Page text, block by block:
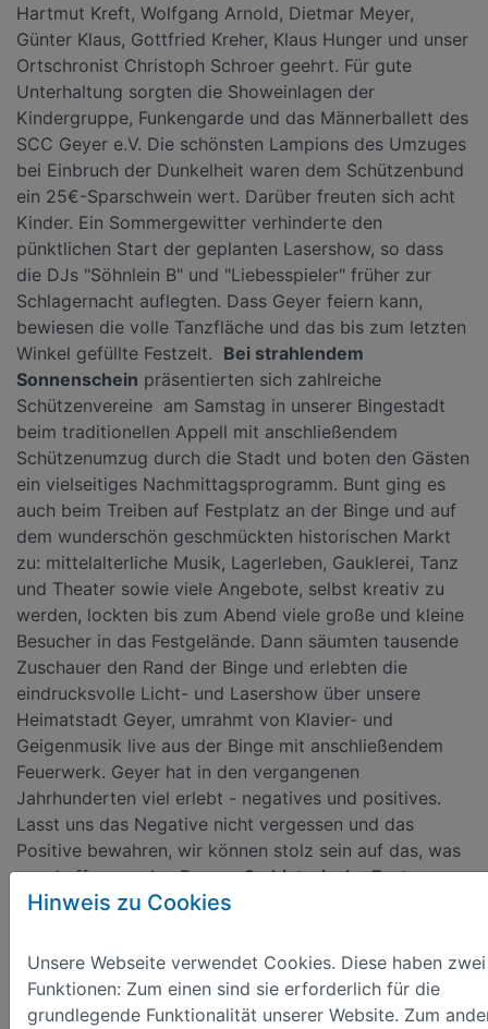
Hartmut Kreft, Wolfgang Arnold, Dietmar Meyer,
Günter Klaus, Gottfried Kreher, Klaus Hunger und unser
Ortschronist Christoph Schroer geehrt. Für gute
Unterhaltung sorgten die Showeinlagen der
Kindergruppe, Funkengarde und das Männerballett des
SCC Geyer e.V. Die schönsten Lampions des Umzuges
bei Einbruch der Dunkelheit waren dem Schützenbund
ein 25€-Sparschwein wert. Darüber freuten sich acht
Kinder. Ein Sommergewitter verhinderte den
pünktlichen Start der geplanten Lasershow, so dass
die DJs "Söhnlein B" und "Liebesspieler" früher zur
Schlagernacht auflegten. Dass Geyer feiern kann,
bewiesen die volle Tanzfläche und das bis zum letzten
Winkel gefüllte Festzelt. Bei strahlendem
Sonnenschein präsentierten sich zahlreiche
Schützenvereine am Samstag in unserer Bingestadt
beim traditionellen Appell mit anschließendem
Schützenumzug durch die Stadt und boten den Gästen
ein vielseitiges Nachmittagsprogramm. Bunt ging es
auch beim Treiben auf Festplatz an der Binge und auf
dem wunderschön geschmückten historischen Markt
zu: mittelalterliche Musik, Lagerleben, Gauklerei, Tanz
und Theater sowie viele Angebote, selbst kreativ zu
werden, lockten bis zum Abend viele große und kleine
Besucher in das Festgelände. Dann säumten tausende
Zuschauer den Rand der Binge und erlebten die
eindrucksvolle Licht- und Lasershow über unsere
Heimatstadt Geyer, umrahmt von Klavier- und
Geigenmusik live aus der Binge mit anschließendem
Feuerwerk. Geyer hat in den vergangenen
Jahrhunderten viel erlebt - negatives und positives.
Lasst uns das Negative nicht vergessen und das
Positive bewahren, wir können stolz sein auf das, was
geschaffen wurde. Dergroße historische Festumzug
zu 550 Jahre Stadtrecht Geyer
Bildern, aufwendig geschmückten Wagen und
Darstellern. Herzlichen Dank an alle Mitwirkenden - ihr
ward großartig! Massenhaft Schaulustige sammelten
Hinweis zu Cookies
Unsere Webseite verwendet Cookies. Diese haben zwei
Funktionen: Zum einen sind sie erforderlich für die
grundlegende Funktionalität unserer Website. Zum